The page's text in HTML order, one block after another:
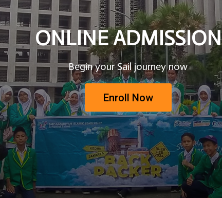
ONLINE ADMISSION
Begin your Sail journey now
Enroll Now